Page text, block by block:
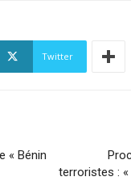
Twitter
« Bénin
terroristes :